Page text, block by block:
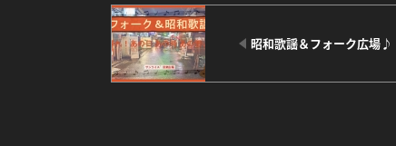
昭和歌謡＆フォーク広場♪